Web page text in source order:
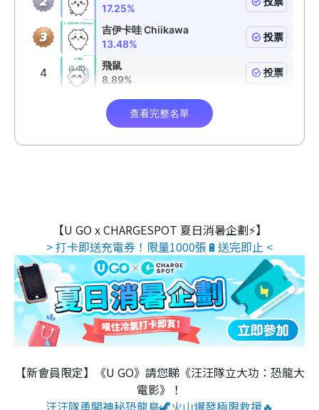
【U GO x CHARGESPOT 夏日消暑企劃⚡】
> 打卡即送充電券！限量1000張🔋送完即止 <
【新會員限定】《U GO》請您睇《汪汪隊立大功：恐龍大
電影》！
汪汪隊勇闖神秘恐龍島🦖火山爆發極限救援🔥